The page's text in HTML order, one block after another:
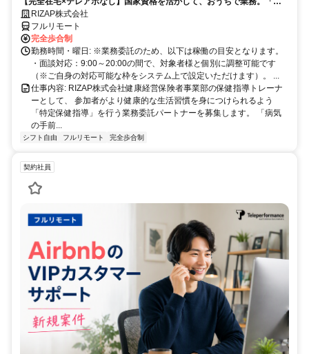
う一つの安心」を。主婦・Wワーカー活躍中！「平日の日中だけ」「夕
方以降の数時間だけ」など、生活リズムに合わせた時間調整が可能で
す。1件ごとの成果報酬型だから、頑張った分だけ手応えのある収入
に。充実のサポート体制で、安心の在宅ワークを始めませんか？
RIZAP株式会社
フルリモート
完全歩合制
勤務時間・曜日: ※業務委託のため、以下は稼働の目安となります。
・面談対応：9:00～20:00の間で、対象者様と個別に調整可能です
（※ご自身の対応可能な枠をシステム上で設定いただけます）。 ...
仕事内容: RIZAP株式会社健康経営保険者事業部の保健指導トレーナ
ーとして、 参加者がより健康的な生活習慣を身につけられるよう
「特定保健指導」を行う業務委託パートナーを募集します。 「病気
の手前...
シフト自由 フルリモート 完全歩合制
契約社員